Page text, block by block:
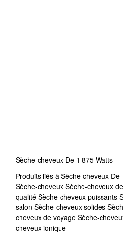
Sèche-cheveux De 1 875 Watts
Produits liés à Sèche-cheveux De
Sèche-cheveux Sèche-cheveux
qualité Sèche-cheveux puissants
salon Sèche-cheveux solides
cheveux de voyage Sèche-
cheveux ionique